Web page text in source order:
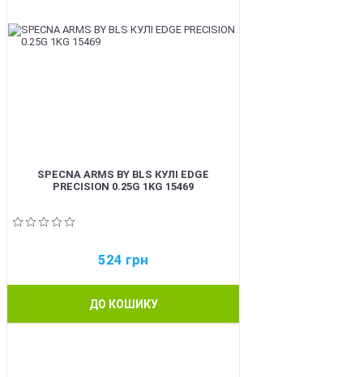
SPECNA ARMS BY BLS КУЛІ EDGE
PRECISION 0.25G 1KG 15469
524 грн
ДО КОШИКУ